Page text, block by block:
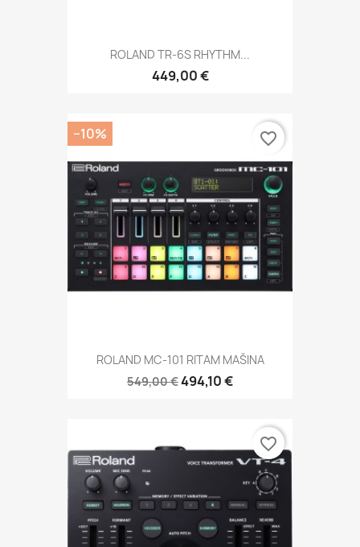
ROLAND TR-6S RHYTHM...
449,00 €
ROLAND MC-101 RITAM MAŠINA
549,00 €494,10 €
−10% favorite_border
favorite_border